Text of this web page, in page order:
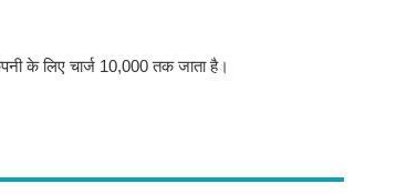
के लिए चार्ज 10,000 तक जाता है।